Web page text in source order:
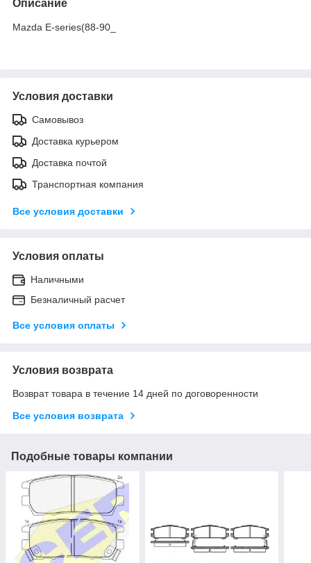
Описание
Mazda E-series(88-90_
Условия доставки
Самовывоз
Доставка курьером
Доставка почтой
Транспортная компания
Все условия доставки
Условия оплаты
Наличными
Безналичный расчет
Все условия оплаты
Условия возврата
Возврат товара в течение 14 дней по договоренности
Все условия возврата
Подобные товары компании